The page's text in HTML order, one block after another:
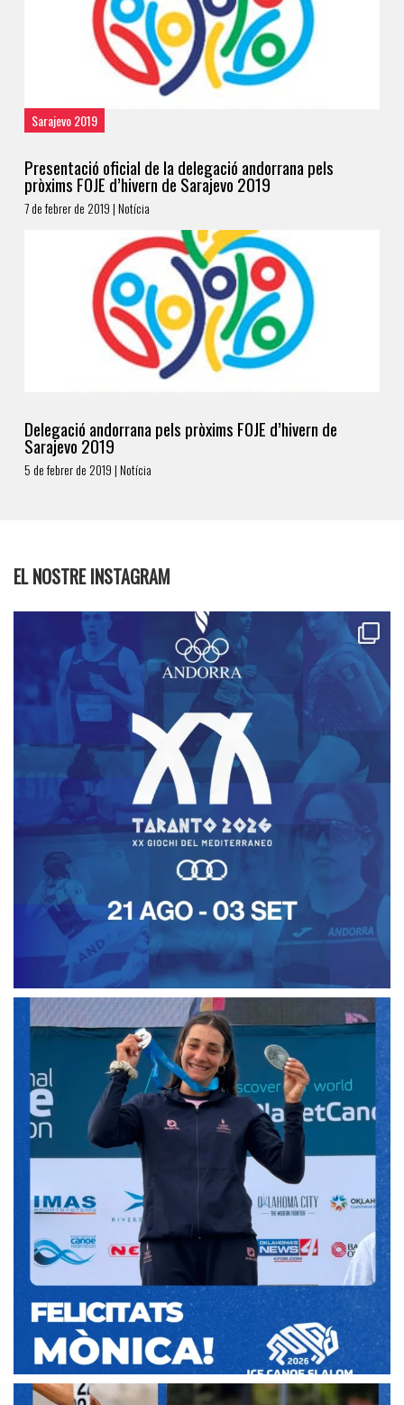
Sarajevo 2019
Presentació oficial de la delegació andorrana pels
pròxims FOJE d’hivern de Sarajevo 2019
7 de febrer de 2019 | Notícia
Delegació andorrana pels pròxims FOJE d’hivern de
Sarajevo 2019
5 de febrer de 2019 | Notícia
EL NOSTRE INSTAGRAM